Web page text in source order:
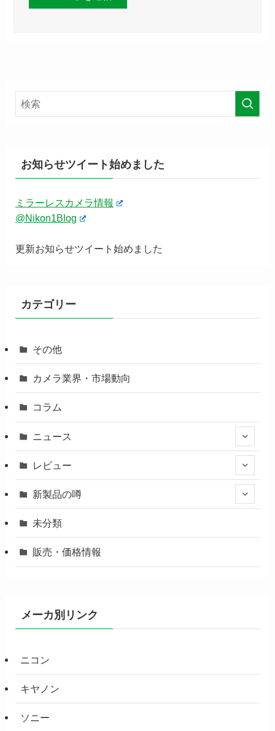
お知らせツイート始めました
ミラーレスカメラ情報
@Nikon1Blog
更新お知らせツイート始めました
カテゴリー
その他
カメラ業界・市場動向
コラム
ニュース
レビュー
新製品の噂
未分類
販売・価格情報
メーカ別リンク
ニコン
キヤノン
ソニー